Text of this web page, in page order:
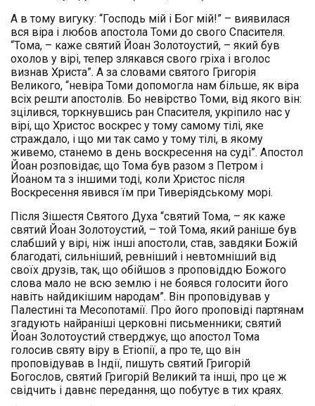
А в тому вигуку: “Господь мій і Бог мій!” – виявилася
вся віра і любов апостола Томи до свого Спасителя.
“Тома, – каже святий Йоан Золотоустий, – який був
охолов у вірі, тепер злякався свого гріха і вголос
визнав Христа”. А за словами святого Григорія
Великого, “невіра Томи допомогла нам більше, як віра
всіх решти апостолів. Бо невірство Томи, від якого він:
зцілився, торкнувшись ран Спасителя, укріпило нас у
вірі, що Христос воскрес у тому самому тілі, яке
страждало, і що ми так само у тому тілі, в якому
живемо, станемо в день воскресення на суді”. Апостол
Йоан розповідає, що Тома був разом з Петром і
Йоаном та з іншими тоді, коли Христос після
Воскресення явився їм при Тиверіядському морі.
Після Зішестя Святого Духа “святий Тома, – як каже
святий Йоан Золотоустий, – той Тома, який раніше був
слабший у вірі, ніж інші апостоли, став, завдяки Божій
благодаті, сильніший, ревніший і невтомніший від
своїх друзів, так, що обійшов з проповіддю Божого
слова мало не всю землю і не боявся голосити його
навіть найдикішим народам”. Він проповідував у
Палестині та Месопотамії. Про його проповіді партянам
згадують найраніші церковні письменники; святий
Йоан Золотоустий стверджує, що апостол Тома
голосив святу віру в Етіопії, а про те, що він
проповідував в Індії, пишуть святий Григорій
Богослов, святий Григорій Великий та інші, про це ж
свідчить і давнє передання, що побутує в тих краях.